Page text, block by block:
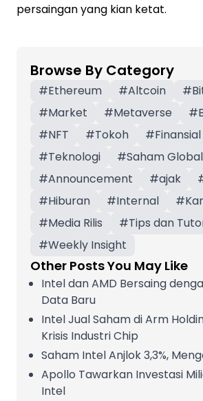
persaingan yang kian ketat.
Browse By Category
#Ethereum #Altcoin #
#Market #Metaverse #
#NFT #Tokoh #Finansial
#Teknologi #Saham Global
#Announcement #ajak
#Hiburan #Internal #
#Media Rilis #Tips dan
#Weekly Insight
Other Posts You May Like
Intel dan AMD Bersaing
Data Baru
Intel Jual Saham di Arm
Krisis Industri Chip
Saham Intel Anjlok 3,3%,
Apollo Tawarkan Investasi
Intel